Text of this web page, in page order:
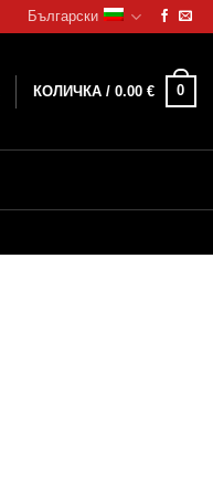
Български
КОЛИЧКА / 0.00 € 0